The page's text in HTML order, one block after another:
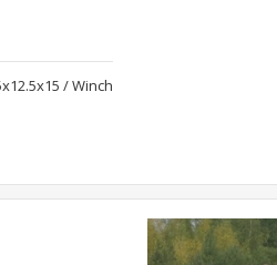
/ Winch